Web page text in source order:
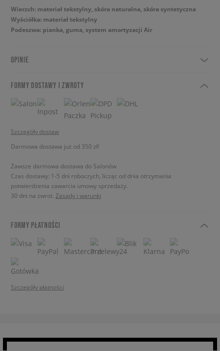
Wierzch: materiał tekstylny, skóra naturalna, skóra syntetyczna
Wyściółka: materiał tekstylny
Podeszwa: pianka, guma, system amortyzacji Air
OPINIE
FORMY DOSTAWY I ZWROTY
Szczegóły dostaw
Darmowa dostawa już od 350 zł!
Zawsze darmowa dostawa do Salonów
Czas dostawy: 1-5 dni roboczych, licząc od dnia otrzymania
potwierdzenia zawarcia umowy sprzedaży.
30 dni na zwrot. Zasady i warunki
FORMY PŁATNOŚCI
Szczegóły płatności